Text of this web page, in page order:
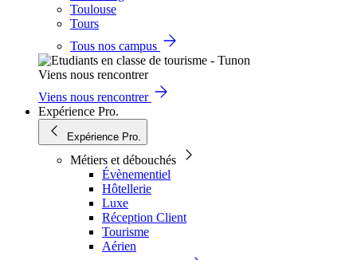
Toulouse
Tours
Tous nos campus
Viens nous rencontrer
Viens nous rencontrer
Expérience Pro.
Expérience Pro.
Métiers et débouchés
Évènementiel
Hôtellerie
Luxe
Réception Client
Tourisme
Aérien